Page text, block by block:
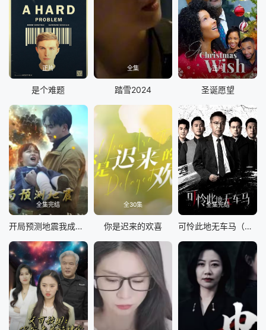
正片
是个难题
全集
踏雪2024
正片
圣诞愿望
全集完结
开局预测地震我成为全球救世主
全30集
你是迟来的欢喜
全集完结
可怜此地无车马（我骑个电驴怎么了）